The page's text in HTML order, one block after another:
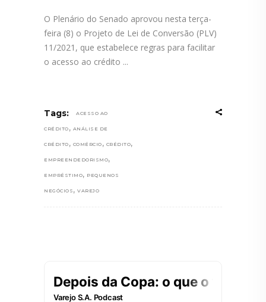
O Plenário do Senado aprovou nesta terça-
feira (8) o Projeto de Lei de Conversão (PLV)
11/2021, que estabelece regras para facilitar
o acesso ao crédito
Tags: ACESSO AO
CRÉDITO , ANÁLISE DE
CRÉDITO , COMÉRCIO , CRÉDITO,
EMPREENDEDORISMO,
EMPRÉSTIMO, PEQUENOS
NEGÓCIOS , VAREJO